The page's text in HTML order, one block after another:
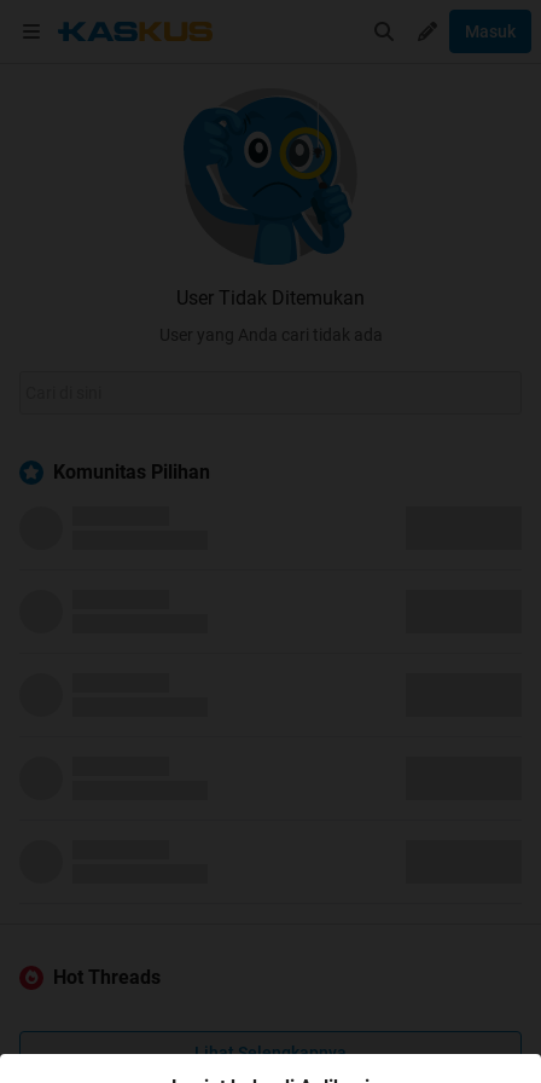
Masuk
User Tidak Ditemukan
User yang Anda cari tidak ada
Komunitas Pilihan
Hot Threads
Lihat Selengkapnya